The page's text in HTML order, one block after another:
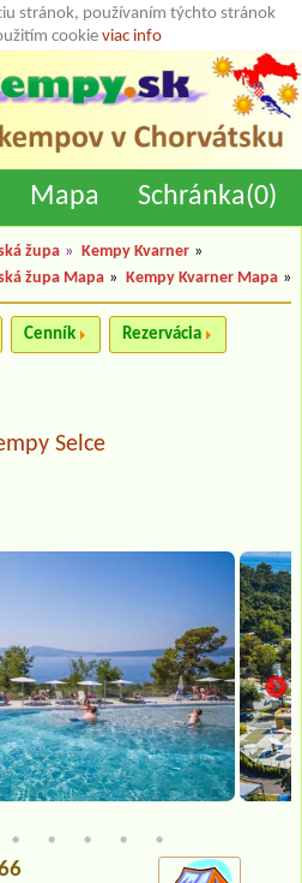
stránok, používaním týchto stránok
cookieviac info
Mapa Schránka(0)
župa » Kempy Kvarner »
župa Mapa » Kempy Kvarner Mapa »
Cenník Rezervácia
Selce